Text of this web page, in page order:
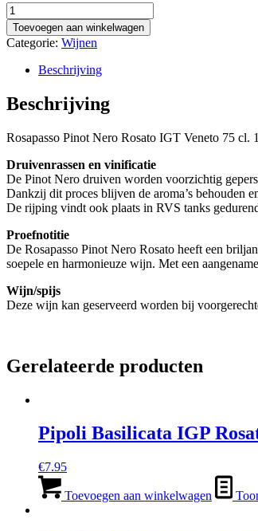
Rosapasso
Pinot
Nero
Rosato
IGT
Veneto
75
cl.
aantal
Toevoegen aan winkelwagen
Categorie: Wijnen
Beschrijving
Beschrijving
Rosapasso Pinot Nero Rosato IGT Veneto 75 cl.
Druivenrassen en vinificatie
De Pinot Nero druiven worden voorzichtig
Dankzij dit proces blijven de aroma’s behouden
De rijping vindt ook plaats in RVS tanks
Proefnotitie
De Rosapasso Pinot Nero Rosato heeft een
soepele en harmonieuze wijn. Met een
Wijn/spijs
Deze wijn kan geserveerd worden bij
Gerelateerde producten
Pipoli Basilicata IGP
€7.95
Toevoegen aan winkelwagen